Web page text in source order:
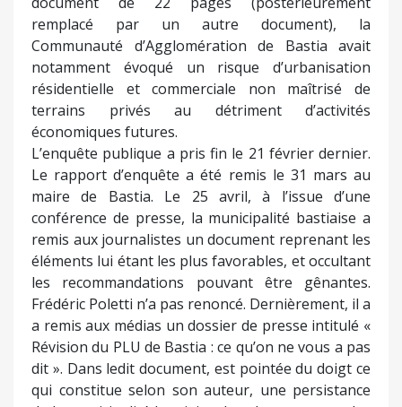
Stratégiques Agricoles (ESA) listés dans le Plan
d'aménagement et de développement durable de
la Corse (PADDUC) ; évoqué le gel de plus de 200
parcelles urbaines contredisant l’urbanisation
préconisée par le PADDUC (densification avant
extension) ; décelé des contradictions entre le
projet de PLU et les orientations d’autres
collectivités (la Collectivité de Corse a suggéré que
l‘adoption en l’état du projet de PLU pourrait
contrarier la qualité urbaine globale mais aussi la
faisabilité de grand projets d’équipement et
renchérir leur coût global) ; relevé que dans un
document de 22 pages (postérieurement
remplacé par un autre document), la
Communauté d’Agglomération de Bastia avait
notamment évoqué un risque d’urbanisation
résidentielle et commerciale non maîtrisé de
terrains privés au détriment d’activités
économiques futures.